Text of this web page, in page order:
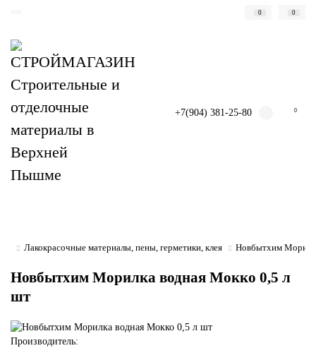
0 0
+7(904) 381-25-80 0
Лакокрасочные материалы, пены, герметики, клея Новбытхим
Новбытхим Морилка водная Мокко 0,5 л
шт
Производитель: